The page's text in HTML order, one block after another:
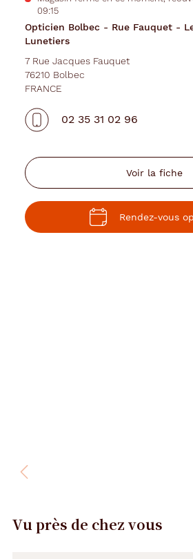
Opticien Bolbec - Rue Fauquet -
Lunetiers
09:15
7 Rue Jacques Fauquet
76210 Bolbec
FRANCE
02 35 31 02 96
Voir la fiche
Rendez-vous
Vu près de chez vous